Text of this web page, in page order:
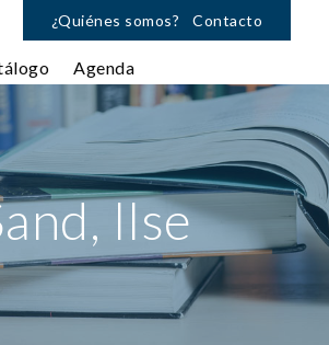
¿Quiénes somos? Contacto
Agenda
Ilse